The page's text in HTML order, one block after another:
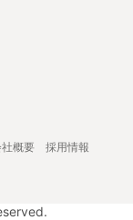
概要
採用情報